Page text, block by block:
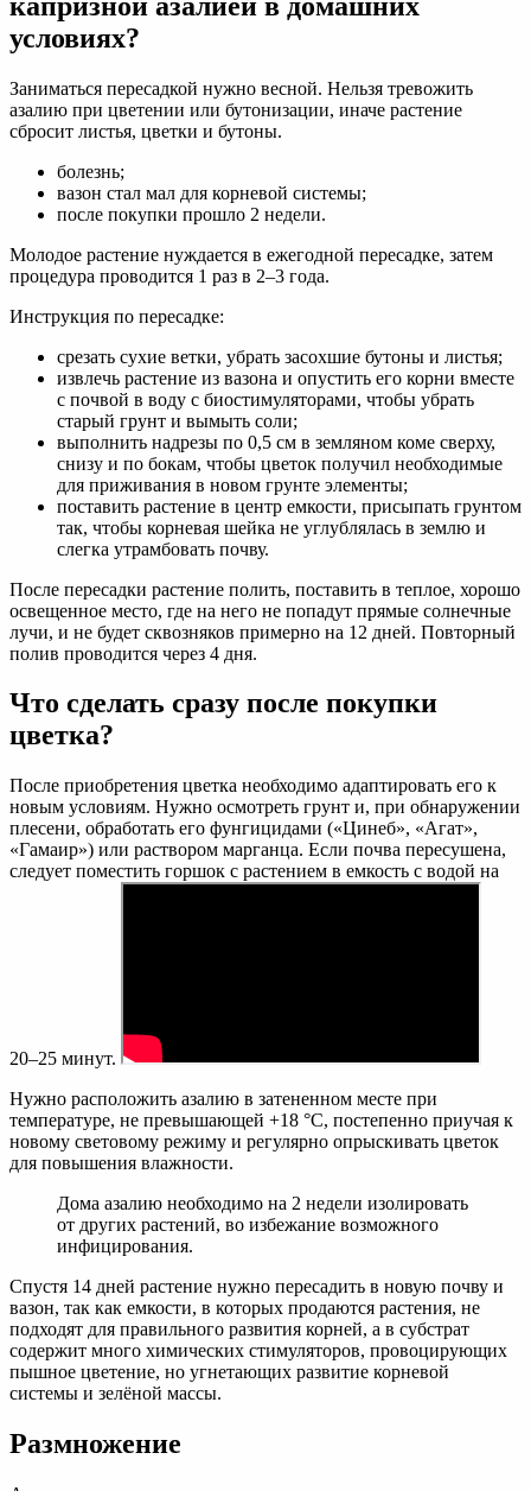
Заниматься пересадкой нужно весной. Нельзя тревожить
азалию при цветении или бутонизации, иначе растение
сбросит листья, цветки и бутоны.
болезнь;
вазон стал мал для корневой системы;
после покупки прошло 2 недели.
Молодое растение нуждается в ежегодной пересадке, затем
процедура проводится 1 раз в 2–3 года.
Инструкция по пересадке:
срезать сухие ветки, убрать засохшие бутоны и листья;
извлечь растение из вазона и опустить его корни вместе
с почвой в воду с биостимуляторами, чтобы убрать
старый грунт и вымыть соли;
выполнить надрезы по 0,5 см в земляном коме сверху,
снизу и по бокам, чтобы цветок получил необходимые
для приживания в новом грунте элементы;
поставить растение в центр емкости, присыпать грунтом
так, чтобы корневая шейка не углублялась в землю и
слегка утрамбовать почву.
После пересадки растение полить, поставить в теплое, хорошо
освещенное место, где на него не попадут прямые солнечные
лучи, и не будет сквозняков примерно на 12 дней. Повторный
полив проводится через 4 дня.
Что сделать сразу после покупки
цветка?
После приобретения цветка необходимо адаптировать его к
новым условиям. Нужно осмотреть грунт и, при обнаружении
плесени, обработать его фунгицидами («Цинеб», «Агат»,
«Гамаир») или раствором марганца. Если почва пересушена,
следует поместить горшок с растением в емкость с водой на
20–25 минут.
Нужно расположить азалию в затененном месте при
температуре, не превышающей +18 °C, постепенно приучая к
новому световому режиму и регулярно опрыскивать цветок
для повышения влажности.
Дома азалию необходимо на 2 недели изолировать
от других растений, во избежание возможного
инфицирования.
Спустя 14 дней растение нужно пересадить в новую почву и
вазон, так как емкости, в которых продаются растения, не
подходят для правильного развития корней, а в субстрат
содержит много химических стимуляторов, провоцирующих
пышное цветение, но угнетающих развитие корневой
системы и зелёной массы.
Размножение